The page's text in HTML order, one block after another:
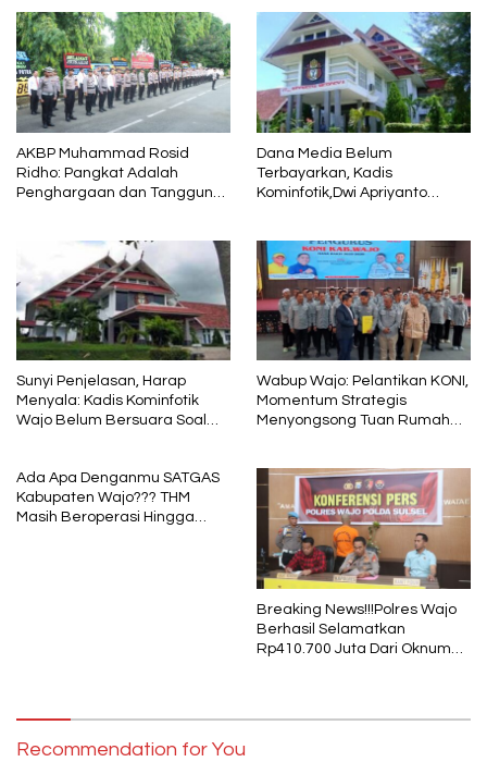
AKBP Muhammad Rosid
Ridho: Pangkat Adalah
Penghargaan dan Tanggung
Dana Media Belum
Terbayarkan, Kadis
Kominfotik,Dwi Apriyanto
Sunyi Penjelasan, Harap
Menyala: Kadis Kominfotik
Wajo Belum Bersuara Soal
Wabup Wajo: Pelantikan KONI,
Momentum Strategis
Menyongsong Tuan Rumah
Ada Apa Denganmu SATGAS
Kabupaten Wajo??? THM
Masih Beroperasi Hingga
Breaking News!!!Polres Wajo
Berhasil Selamatkan
Rp410.700 Juta Dari Oknum
Recommendation for You